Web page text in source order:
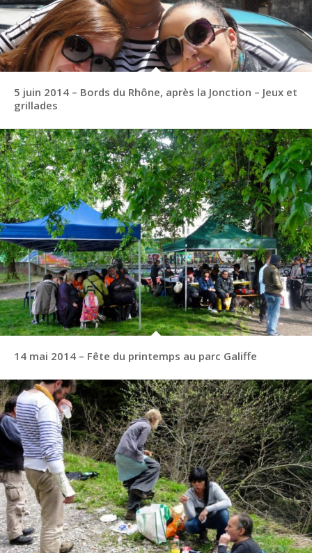
5 juin 2014 – Bords du Rhône, après la Jonction – Jeux et
grillades
14 mai 2014 – Fête du printemps au parc Galiffe